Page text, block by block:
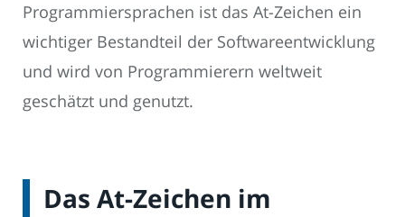
Programmiersprachen ist das At-Zeichen ein
wichtiger Bestandteil der Softwareentwicklung
und wird von Programmierern weltweit
geschätzt und genutzt.
Das At-Zeichen im